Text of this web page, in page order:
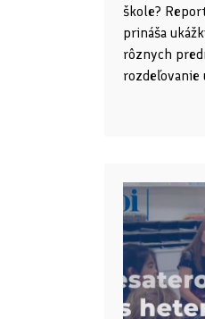
škole?
prináša
rôznych
rozdeľovanie